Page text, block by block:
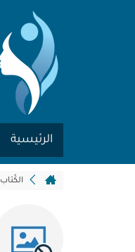
الرئيسية
الكُتاب